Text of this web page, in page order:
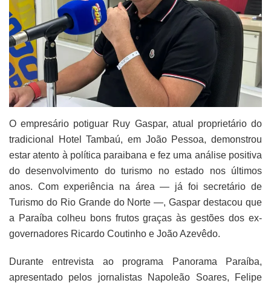
O empresário potiguar Ruy Gaspar, atual proprietário do
tradicional Hotel Tambaú, em João Pessoa, demonstrou
estar atento à política paraibana e fez uma análise positiva
do desenvolvimento do turismo no estado nos últimos
anos. Com experiência na área — já foi secretário de
Turismo do Rio Grande do Norte —, Gaspar destacou que
a Paraíba colheu bons frutos graças às gestões dos ex-
governadores Ricardo Coutinho e João Azevêdo.
Durante entrevista ao programa Panorama Paraíba,
apresentado pelos jornalistas Napoleão Soares, Felipe